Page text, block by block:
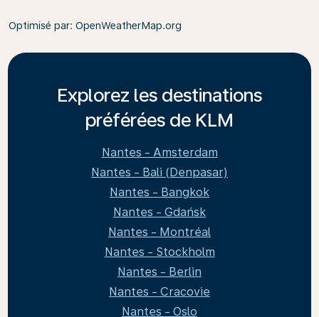
Optimisé par: OpenWeatherMap.org
Explorez les destinations
préférées de KLM
Nantes - Amsterdam
Nantes - Bali (Denpasar)
Nantes - Bangkok
Nantes - Gdańsk
Nantes - Montréal
Nantes - Stockholm
Nantes - Berlin
Nantes - Cracovie
Nantes - Oslo